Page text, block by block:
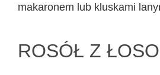
makaronem lub kluskami
ROSÓŁ Z